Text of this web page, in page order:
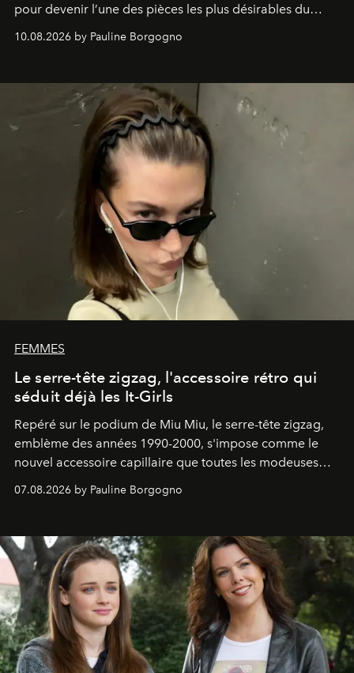
pour devenir l’une des pièces les plus désirables du
10.08.2026 by Pauline Borgogno
FEMMES
Le serre-tête zigzag, l'accessoire rétro qui
séduit déjà les It-Girls
Repéré sur le podium de Miu Miu, le serre-tête zigzag,
emblème des années 1990-2000, s'impose comme le
nouvel accessoire capillaire que toutes les modeuses
07.08.2026 by Pauline Borgogno